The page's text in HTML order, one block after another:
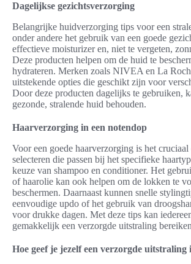
Dagelijkse gezichtsverzorging
Belangrijke huidverzorging tips voor een
onder andere het gebruik van een goede
effectieve moisturizer en, niet te vergeten,
Deze producten helpen om de huid te
hydrateren. Merken zoals NIVEA en La
uitstekende opties die geschikt zijn voor
Door deze producten dagelijks te gebruiken,
gezonde, stralende huid behouden.
Haarverzorging in een notendop
Voor een goede haarverzorging is het
selecteren die passen bij het specifieke
keuze van shampoo en conditioner. Het
of haarolie kan ook helpen om de lokken te
beschermen. Daarnaast kunnen snelle
eenvoudige updo of het gebruik van
voor drukke dagen. Met deze tips kan
gemakkelijk een verzorgde uitstraling
Hoe geef je jezelf een verzorgde